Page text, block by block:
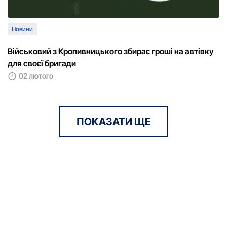
Новини
Військовий з Кропивницького збирає гроші на автівку
для своєї бригади
02 лютого
ПОКАЗАТИ ЩЕ